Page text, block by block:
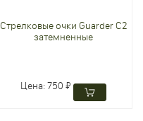
Стрелковые очки Guarder C2
затемненные
Цена:750 ₽